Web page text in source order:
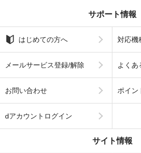
サポート情報
はじめての方へ 対応機
メールサービス登録/解除 よくあ
お問い合わせ ポイン
dアカウントログイン
サイト情報